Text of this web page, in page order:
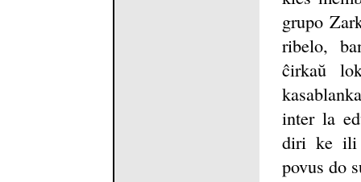
grupo
ribelo,
ĉirkaŭ
inter la
diri ke ili
povus do